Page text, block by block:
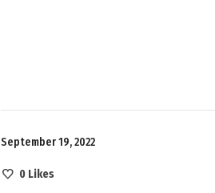
September 19, 2022
0 Likes